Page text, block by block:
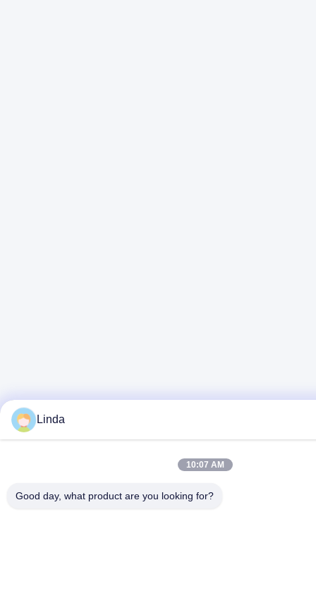
Linda
10:07 AM
Good day, what product are you looking for?